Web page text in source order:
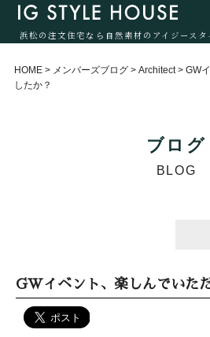
浜松の注文住宅なら自然素材のアイジースタ
HOME > メンバーズブログ > Architect > GW
したか？
ブログ
BLOG
GWイベント、楽しんでいた